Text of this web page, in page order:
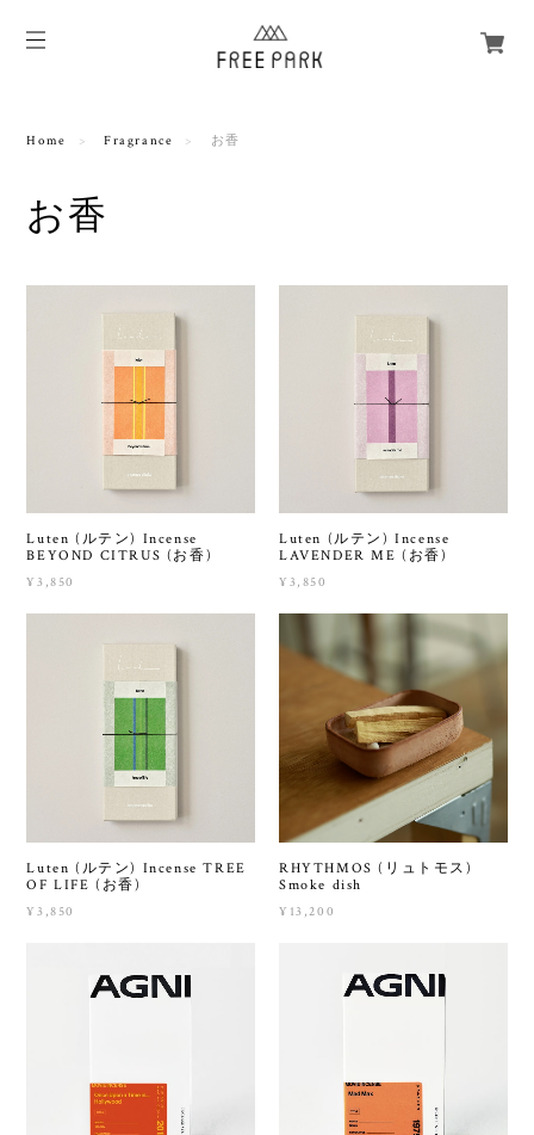
Home Fragrance お香
お香
Luten (ルテン) Incense
BEYOND CITRUS (お香)
¥3,850
Luten (ルテン) Incense
LAVENDER ME (お香)
¥3,850
Luten (ルテン) Incense TREE
OF LIFE (お香)
¥3,850
RHYTHMOS (リュトモス)
Smoke dish
¥13,200